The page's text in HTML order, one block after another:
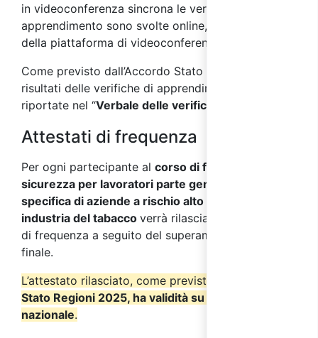
in videoconferenza sincrona le verifiche di
apprendimento sono svolte online, per mezzo
della piattaforma di videoconferenza.
Come previsto dall’Accordo Stato Regioni 2025, i
risultati delle verifiche di apprendimento saranno
riportate nel “Verbale delle verifiche finali
Attestati di frequenza
Per ogni partecipante al corso di formazione sulla
sicurezza per lavoratori parte generale+parte
specifica di aziende a rischio alto del settore
industria del tabacco verrà rilasciato un attestato
di frequenza a seguito del superamento del test
finale.
L’attestato rilasciato, come previsto dall’
Stato Regioni 2025, ha validità su tutto il territorio
nazionale.